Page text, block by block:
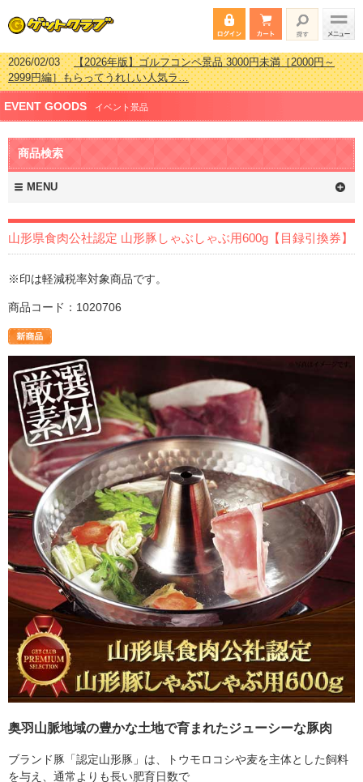
2026/02/03【2026年版】ゴルフコンペ景品 3000円未満［2000円～
2999円編］もらってうれしい人気ラ…
2026/07/15【2026年版】ビンゴゲーム景品おすすめ金額別人気ランキ
ング 更新しました！
2026/04/03【2026年版】ゴルフコンペ景品 3000円未満［2000円～
2999円編］もらってうれしい人気ラ…
2026/02/16
新しました！
EVENT GOODS イベント景品
商品検索
MENU
山形県食肉公社認定 山形豚しゃぶしゃぶ用600g【目録引換券】
※印は軽減税率対象商品です。
商品コード：1020706
奥羽山脈地域の豊かな土地で育まれたジューシーな豚肉
ブランド豚「認定山形豚」は、トウモロコシや麦を主体とした飼料
を与え、通常よりも長い肥育日数で